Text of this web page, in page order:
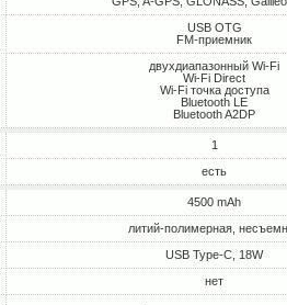
USB OTG
FM-приемник
двухдиапазонный Wi-Fi
Wi-Fi Direct
Wi-Fi точка доступа
Bluetooth LE
Bluetooth A2DP
1
есть
4500 mAh
литий-полимерная,
USB Type-C, 18W
нет